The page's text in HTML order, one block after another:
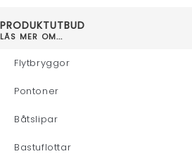
PRODUKTUTBUD
LÄS MER OM...
Flytbryggor
Pontoner
Båtslipar
Bastuflottar